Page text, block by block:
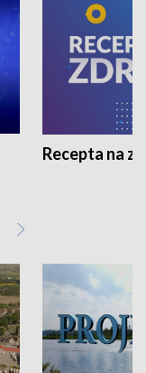
Recepta na